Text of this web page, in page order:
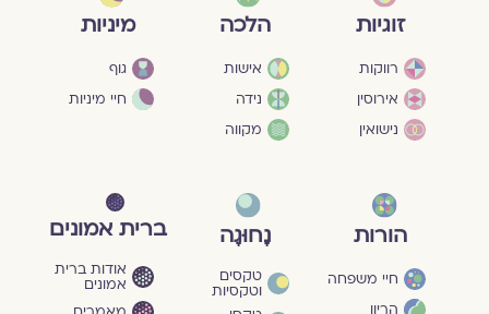
זוגיות
רווקות
אירוסין
נישואין
הלכה
אישות
נידה
מקווה
מיניות
גוף
חיי מיניות
הורות
חיי משפחה
הריון
נָחוּגָה
טקסים
וטקסיות
ברית אמונים
אודות ברית
אמונים